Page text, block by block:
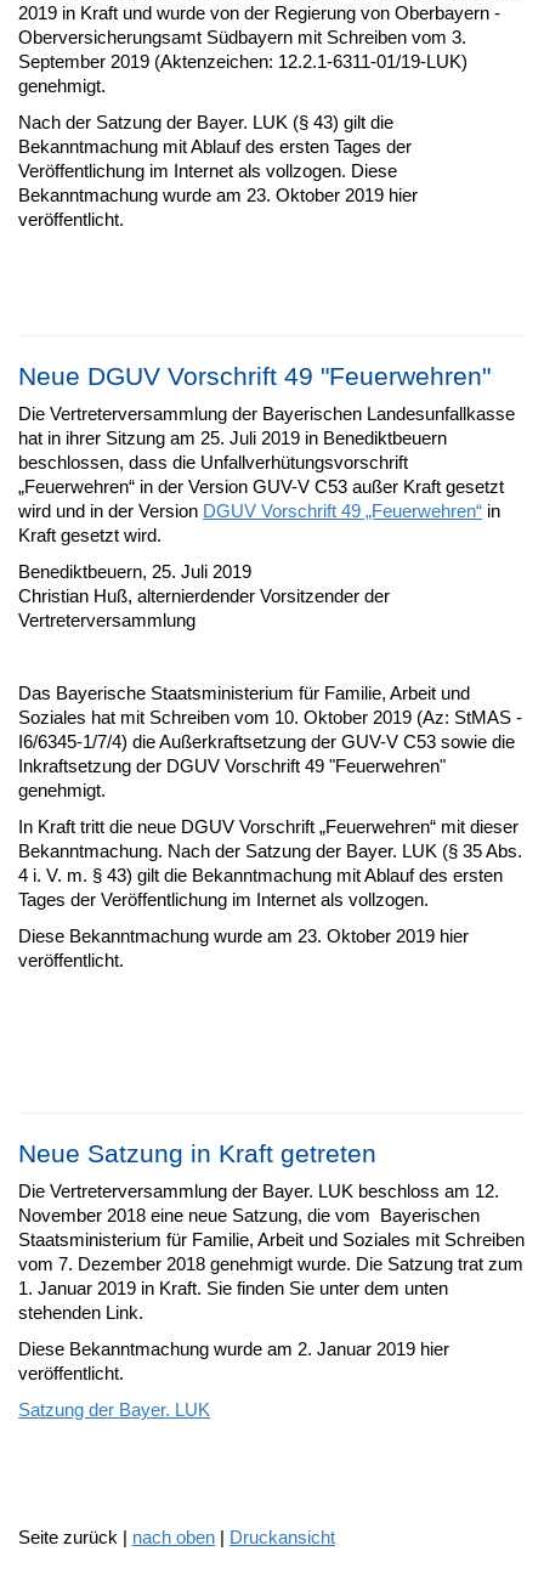
2019 in Kraft und wurde von der Regierung von Oberbayern -
Oberversicherungsamt Südbayern mit Schreiben vom 3.
September 2019 (Aktenzeichen: 12.2.1-6311-01/19-LUK)
genehmigt.
Nach der Satzung der Bayer. LUK (§ 43) gilt die
Bekanntmachung mit Ablauf des ersten Tages der
Veröffentlichung im Internet als vollzogen. Diese
Bekanntmachung wurde am 23. Oktober 2019 hier
veröffentlicht.
Neue DGUV Vorschrift 49 "Feuerwehren"
Die Vertreterversammlung der Bayerischen Landesunfallkasse
hat in ihrer Sitzung am 25. Juli 2019 in Benediktbeuern
beschlossen, dass die Unfallverhütungsvorschrift
„Feuerwehren“ in der Version GUV-V C53 außer Kraft gesetzt
wird und in der Version DGUV Vorschrift 49 „Feuerwehren“ in
Kraft gesetzt wird.
Benediktbeuern, 25. Juli 2019
Christian Huß, alternierdender Vorsitzender der
Vertreterversammlung
Das Bayerische Staatsministerium für Familie, Arbeit und
Soziales hat mit Schreiben vom 10. Oktober 2019 (Az: StMAS -
I6/6345-1/7/4) die Außerkraftsetzung der GUV-V C53 sowie die
Inkraftsetzung der DGUV Vorschrift 49 "Feuerwehren"
genehmigt.
In Kraft tritt die neue DGUV Vorschrift „Feuerwehren“ mit dieser
Bekanntmachung. Nach der Satzung der Bayer. LUK (§ 35 Abs.
4 i. V. m. § 43) gilt die Bekanntmachung mit Ablauf des ersten
Tages der Veröffentlichung im Internet als vollzogen.
Diese Bekanntmachung wurde am 23. Oktober 2019 hier
veröffentlicht.
Neue Satzung in Kraft getreten
Die Vertreterversammlung der Bayer. LUK beschloss am 12.
November 2018 eine neue Satzung, die vom Bayerischen
Staatsministerium für Familie, Arbeit und Soziales mit Schreiben
vom 7. Dezember 2018 genehmigt wurde. Die Satzung trat zum
1. Januar 2019 in Kraft. Sie finden Sie unter dem unten
stehenden Link.
Diese Bekanntmachung wurde am 2. Januar 2019 hier
veröffentlicht.
Satzung der Bayer. LUK
Seite zurück | nach oben | Druckansicht